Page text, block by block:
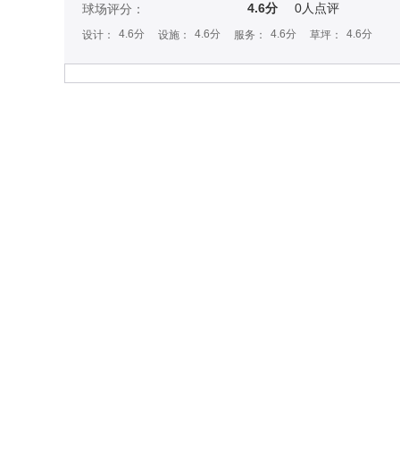
球场评分： 4.6分 0人点评
设计： 4.6分 设施： 4.6分 服务： 4.6分 草坪： 4.6分